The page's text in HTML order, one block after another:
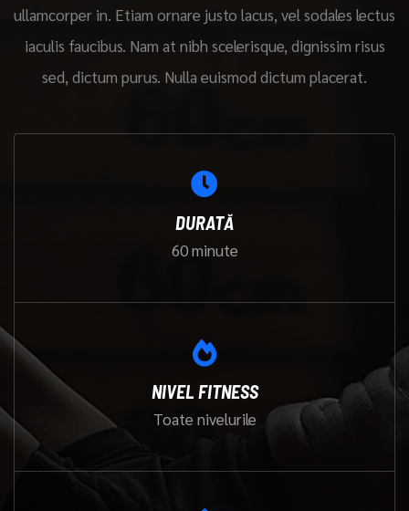
ullamcorper in. Etiam ornare justo lacus, vel sodales lectus
iaculis faucibus. Nam at nibh scelerisque, dignissim risus
sed, dictum purus. Nulla euismod dictum placerat.
DURATĂ
60 minute
NIVEL FITNESS
Toate nivelurile